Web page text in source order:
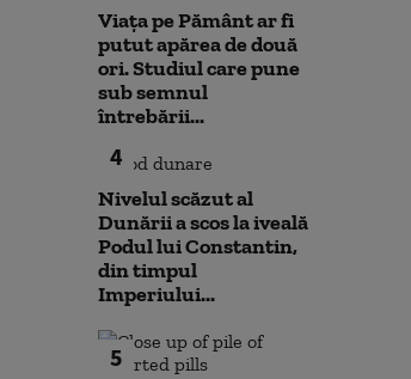
Viața pe Pământ ar fi
putut apărea de două
ori. Studiul care pune
sub semnul
întrebării...
4
Nivelul scăzut al
Dunării a scos la iveală
Podul lui Constantin,
din timpul
Imperiului...
5